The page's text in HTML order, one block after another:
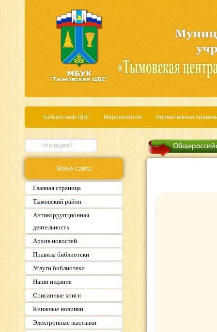
Библиотеки ЦБС Мероприятия Нормативные
Меню сайта
Главная страница
Тымовский район
Антикоррупционная
деятельность
Архив новостей
Правила библиотеки
Услуги библиотеки
Наши издания
Списанные книги
Книжные новинки
Электронные выставки